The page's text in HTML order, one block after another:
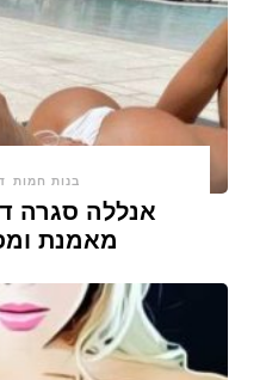
בנות חמות
אנללה סגרה
מאמנת